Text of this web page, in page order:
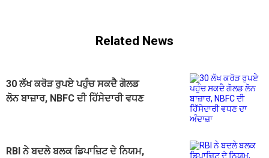
Related News
30 ਲੱਖ ਕਰੋੜ ਰੁਪਏ ਪਹੁੰਚ ਸਕਦੈ ਗੋਲਡ
ਲੋਨ ਬਾਜ਼ਾਰ, NBFC ਦੀ ਹਿੱਸੇਦਾਰੀ ਵਧਣ
RBI ਨੇ ਬਦਲੇ ਬਲਕ ਡਿਪਾਜ਼ਿਟ ਦੇ ਨਿਯਮ,